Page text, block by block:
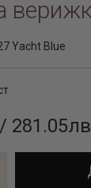
Yacht Blue